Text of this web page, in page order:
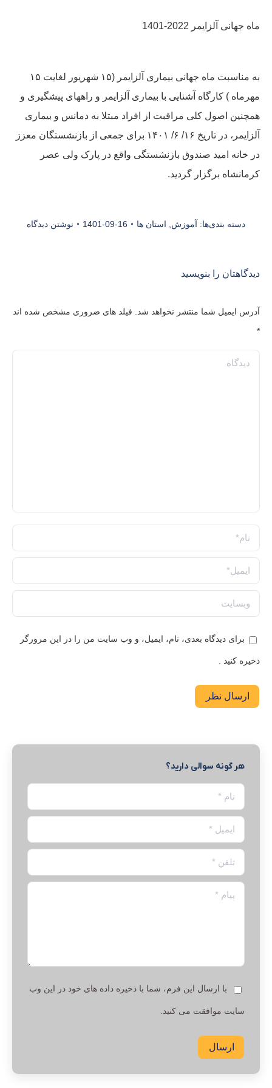
ماه جهانی آلزایمر 2022-1401
به مناسبت ماه جهانی بیماری آلزایمر (۱۵ شهریور لغایت ۱۵
مهرماه ) کارگاه آشنایی با بیماری آلزایمر و راههای پیشگیری و
همچنین اصول کلی مراقبت از افراد مبتلا به دمانس و بیماری
آلزایمر، در تاریخ ۱۶/ ۶/ ۱۴۰۱ برای جمعی از بازنشستگان معزز
در خانه امید صندوق بازنشستگی واقع در پارک ولی عصر
کرمانشاه برگزار گردید.‌
دسته بندی‌ها: آموزش استان ها 1401-09-16 نوشتن دیدگاه
دیدگاهتان را بنویسید
آدرس ایمیل شما منتشر نخواهد شد. فیلد های ضروری مشخص شده اند
*
دیدگاه
نام *
ایمیل *
وبسایت
برای دیدگاه بعدی، نام، ایمیل، و وب سایت من را در این مرورگر
ذخیره کنید .
ارسال نظر
هر گونه سوالی دارید؟
نام *
ایمیل *
تلفن *
پیام *
با ارسال این فرم، شما با ذخیره داده های خود در این وب
سایت موافقت می کنید.
ارسال